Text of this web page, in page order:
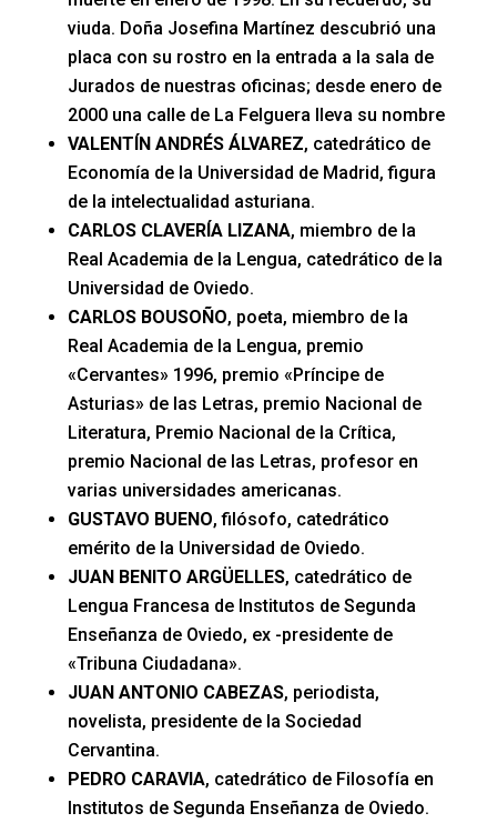
viuda. Doña Josefina Martínez descubrió una
placa con su rostro en la entrada a la sala de
Jurados de nuestras oficinas; desde enero de
2000 una calle de La Felguera lleva su nombre
VALENTÍN ANDRÉS ÁLVAREZ, catedrático de
Economía de la Universidad de Madrid, figura
de la intelectualidad asturiana.
CARLOS CLAVERÍA LIZANA, miembro de la
Real Academia de la Lengua, catedrático de la
Universidad de Oviedo.
CARLOS BOUSOÑO, poeta, miembro de la
Real Academia de la Lengua, premio
«Cervantes» 1996, premio «Príncipe de
Asturias» de las Letras, premio Nacional de
Literatura, Premio Nacional de la Crítica,
premio Nacional de las Letras, profesor en
varias universidades americanas.
GUSTAVO BUENO, filósofo, catedrático
emérito de la Universidad de Oviedo.
JUAN BENITO ARGÜELLES, catedrático de
Lengua Francesa de Institutos de Segunda
Enseñanza de Oviedo, ex -presidente de
«Tribuna Ciudadana».
JUAN ANTONIO CABEZAS, periodista,
novelista, presidente de la Sociedad
Cervantina.
PEDRO CARAVIA, catedrático de Filosofía en
Institutos de Segunda Enseñanza de Oviedo.